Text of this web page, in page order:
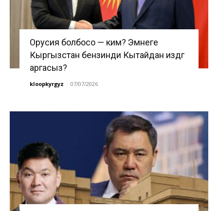
Орусия болбосо — ким? Эмнеге
Кыргызстан бензинди Кытайдан издөөгө
аргасыз?
kloopkyrgyz - 07/07/2026